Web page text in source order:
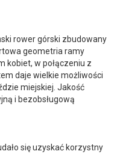
rower górski zbudowany
geometria ramy
kobiet, w połączeniu z
daje wielkie możliwości
miejskiej. Jakość
i bezobsługową
się uzyskać korzystny